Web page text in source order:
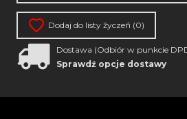
Dodaj do listy życzeń (0)
Dostawa (Odbiór w punkcie
Sprawdź opcje dostawy